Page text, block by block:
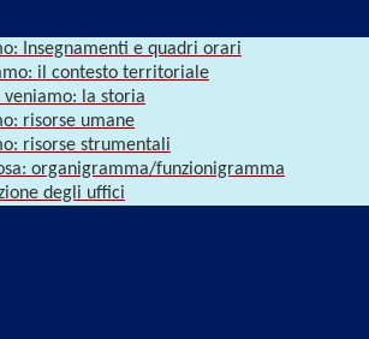
Insegnamenti e quadri orari
il contesto territoriale
veniamo: la storia
risorse umane
risorse strumentali
organigramma/funzionigramma
degli uffici